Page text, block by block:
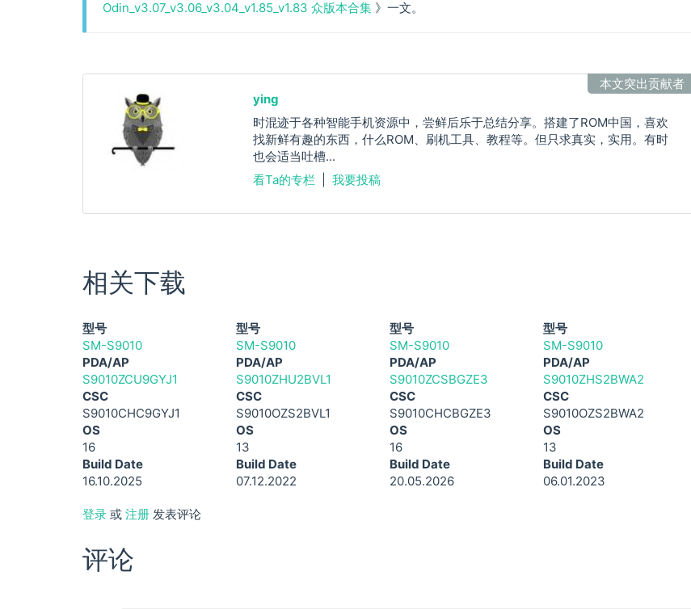
Odin_v3.07_v3.06_v3.04_v1.85_v1.83 众版本合集 》一文。
本文突出贡献者
ying
时混迹于各种智能手机资源中，尝鲜后乐于总结分享。搭建了ROM中国，喜欢
找新鲜有趣的东西，什么ROM、刷机工具、教程等。但只求真实，实用。有时
也会适当吐槽...
看Ta的专栏| 我要投稿
相关下载
型号
SM-S9010
PDA/AP
S9010ZCU9GYJ1
CSC
S9010CHC9GYJ1
OS
16
Build Date
16.10.2025
型号
SM-S9010
PDA/AP
S9010ZHU2BVL1
CSC
S9010OZS2BVL1
OS
13
Build Date
07.12.2022
型号
SM-S9010
PDA/AP
S9010ZCSBGZE3
CSC
S9010CHCBGZE3
OS
16
Build Date
20.05.2026
型号
SM-S9010
PDA/AP
S9010ZHS2BWA2
CSC
S9010OZS2BWA2
OS
13
Build Date
06.01.2023
登录 或 注册 发表评论
评论